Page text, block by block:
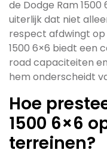
de Dodge Ram
uiterlijk dat niet
respect afdwingt op
1500 6×6 biedt een
road capaciteiten
hem onderscheidt
Hoe
1500 6×6
terreinen?